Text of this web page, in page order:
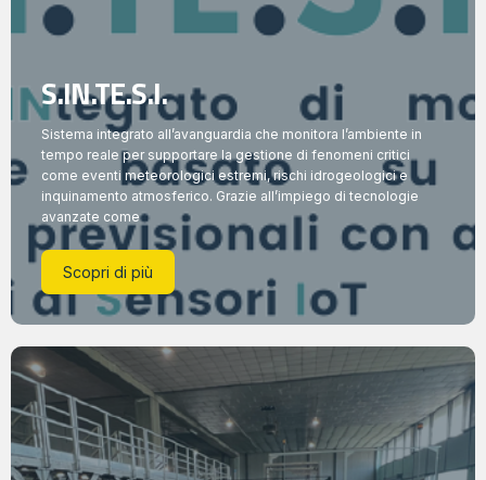
S.IN.TE.S.I.
Sistema integrato all’avanguardia che monitora l’ambiente in
tempo reale per supportare la gestione di fenomeni critici
come eventi meteorologici estremi, rischi idrogeologici e
inquinamento atmosferico. Grazie all’impiego di tecnologie
avanzate come
Scopri di più